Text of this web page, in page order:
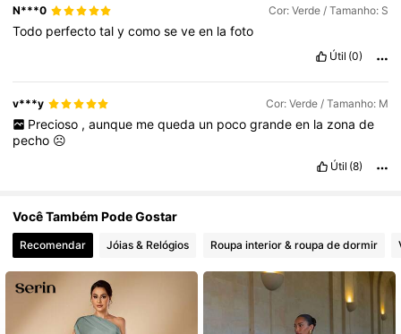
N***0 Cor: Verde / Tamanho: S
Todo perfectotalycomoseveen lafoto
Útil (0)
v***y Cor: Verde / Tamanho: M
Precioso , aunque me queda un poco grande en la zona de
pecho ☹️
Útil (8)
Você Também Pode Gostar
Recomendar Jóias & Relógios Roupa interior & roupa de dormir